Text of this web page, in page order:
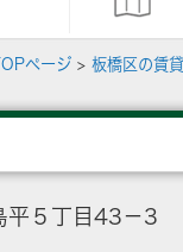
ページ > 板橋区の賃
平５丁目43－3